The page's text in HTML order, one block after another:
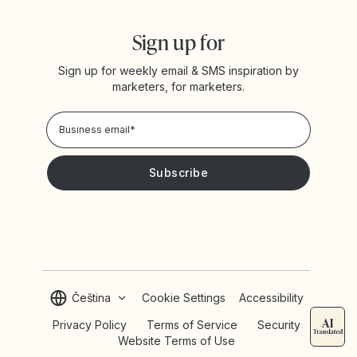
Sign up for
Sign up for weekly email & SMS inspiration by
marketers, for marketers.
Čeština
Terms of Service
Privacy Policy
Security
Website Terms of Use
Cookie Settings Accessibility